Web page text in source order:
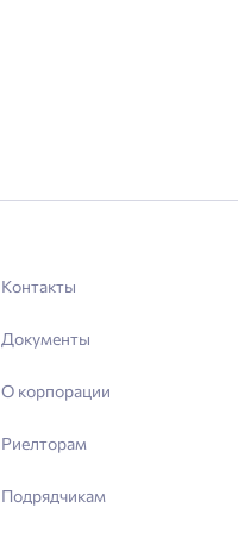
Контакты
Документы
О корпорации
Риелторам
Подрядчикам